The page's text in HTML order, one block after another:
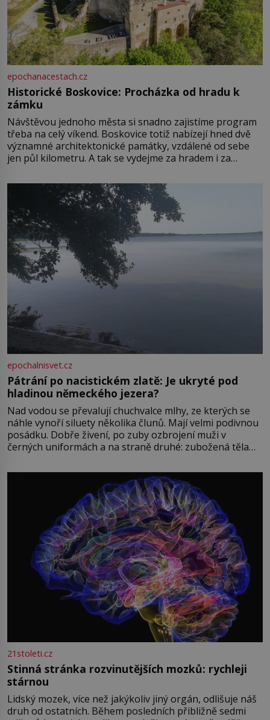
epochanacestach.cz
Historické Boskovice: Procházka od hradu k
zámku
Návštěvou jednoho města si snadno zajistíme program
třeba na celý víkend. Boskovice totiž nabízejí hned dvě
významné architektonické památky, vzdálené od sebe
jen půl kilometru. A tak se vydejme za hradem i za
Boskovice na okraji Drahanské vrchoviny vznikla někdy
ve13. století, a už v roce 1313 kronikáři zaznamenali
epochalnisvet.cz
Pátrání po nacistickém zlatě: Je ukryté pod
hladinou německého jezera?
Nad vodou se převalují chuchvalce mlhy, ze kterých se
náhle vynoří siluety několika člunů. Mají velmi podivnou
posádku. Dobře živení, po zuby ozbrojení muži v
černých uniformách a na straně druhé: zubožená těla
přízračná scéna znamená? Je jaro roku 1945, druhá
světová válka se chýlí ke konci. Jezero Stolpsee
21stoleti.cz
Stinná stránka rozvinutějších mozků: rychleji
stárnou
Lidský mozek, více než jakýkoliv jiný orgán, odlišuje náš
druh od ostatních. Během posledních přibližně sedmi